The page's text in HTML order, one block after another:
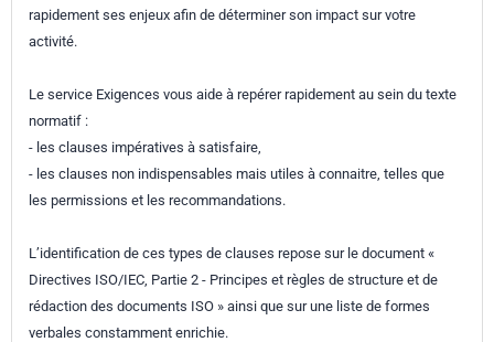
classement
rapidement ses enjeux afin de déterminer son impact sur votre
activité.
Le service Exigences vous aide à repérer rapidement au sein du texte
normatif :
- les clauses impératives à satisfaire,
- les clauses non indispensables mais utiles à connaitre, telles que
les permissions et les recommandations.
L’identification de ces types de clauses repose sur le document «
Directives ISO/IEC, Partie 2 - Principes et règles de structure et de
rédaction des documents ISO » ainsi que sur une liste de formes
verbales constamment enrichie.